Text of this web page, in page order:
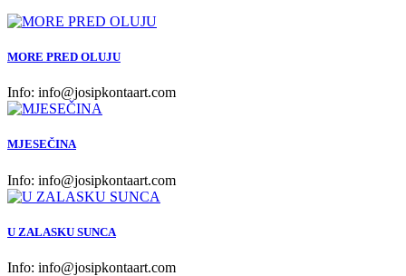
MORE PRED OLUJU
Info: info@josipkontaart.com
MJESEČINA
Info: info@josipkontaart.com
U ZALASKU SUNCA
Info: info@josipkontaart.com